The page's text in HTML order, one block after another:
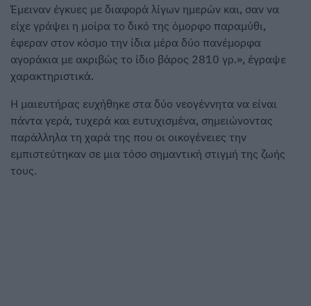
Έμειναν έγκυες με διαφορά λίγων ημερών και, σαν να
είχε γράψει η μοίρα το δικό της όμορφο παραμύθι,
έφεραν στον κόσμο την ίδια μέρα δύο πανέμορφα
αγοράκια με ακριβώς το ίδιο βάρος 2810 γρ.», έγραψε
χαρακτηριστικά.
Η μαιευτήρας ευχήθηκε στα δύο νεογέννητα να είναι
πάντα γερά, τυχερά και ευτυχισμένα, σημειώνοντας
παράλληλα τη χαρά της που οι οικογένειες την
εμπιστεύτηκαν σε μια τόσο σημαντική στιγμή της ζωής
τους.